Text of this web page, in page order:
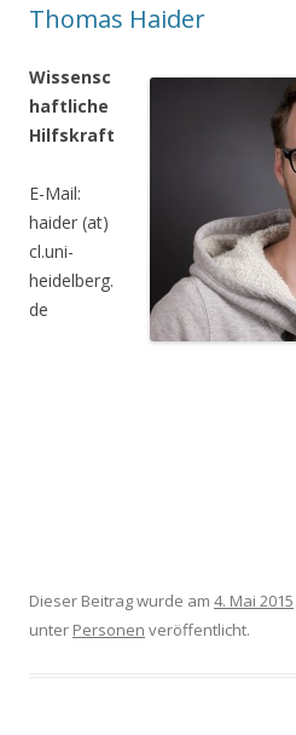
Thomas Haider
Wissensc
haftliche
Hilfskraft
E-Mail:
haider (at)
cl.uni-
heidelberg.
de
Dieser Beitrag wurde am 4. Mai 2015
unter Personen veröffentlicht.